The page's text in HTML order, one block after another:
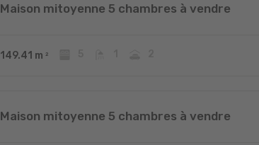
Maison mitoyenne 5 chambres à vendre
149.41 m 2
Maison mitoyenne 5 chambres à vendre